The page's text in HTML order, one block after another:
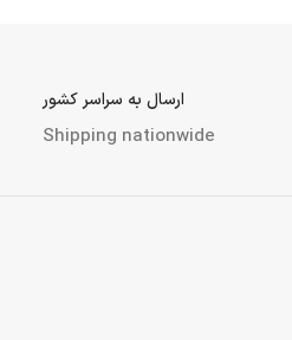
ارسال به سراسر کشور
Shipping nationwide